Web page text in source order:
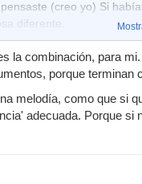
(creo yo) Si
diferente.
la combinación, para
porque terminan
melodía, como que si
adecuada. Porque